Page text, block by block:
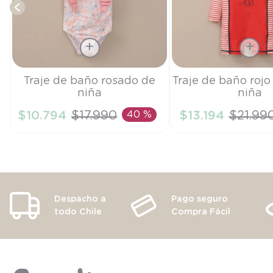
Talla
AÑADIR AL CARRITO
Traje de baño rosado de
niña
$10.794 $17.990 40 %
Talla
AÑADIR AL
Traje de baño
niña
$13.194 $21.
Despacho a
todo Chile
Pago seguro
Compra Fácil